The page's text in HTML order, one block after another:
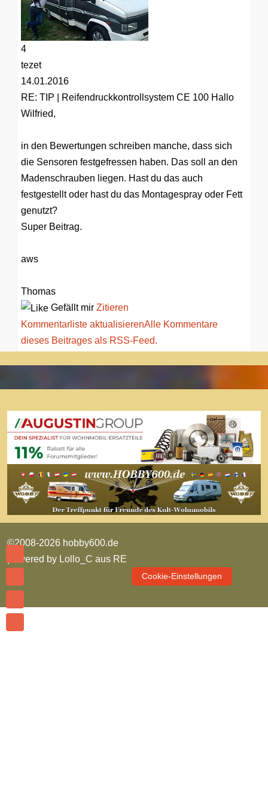
4
tezet
14.01.2016
RE: TIP | Reifendruckkontrollsystem CE 100 Hallo
Wilfried,
in den Bewertungen schreiben manche, dass sich
die Sensoren festgefressen haben. Das soll an den
Madenschrauben liegen. Hast du das auch
festgestellt oder hast du das Montagespray oder Fett
genutzt?
Super Beitrag.
aws
Thomas
Gefällt mir Zitieren
Kommentarliste aktualisierenAlle Kommentare
dieses Beitrages als RSS-Feed.
©2008-2026 hobby600.de
powered by Lollo_C aus RE
Cookie-Einstellungen